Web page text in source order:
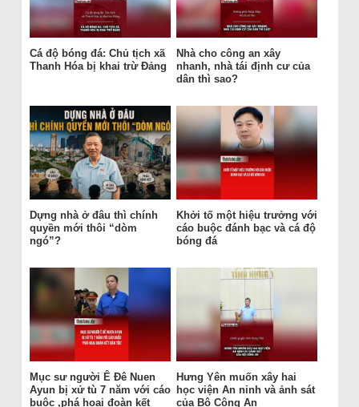
Cá độ bóng đá: Chủ tịch xã
Thanh Hóa bị khai trừ Đảng
Nhà cho công an xây
nhanh, nhà tái định cư của
dân thì sao?
Dựng nhà ở đâu thì chính
quyền mới thôi “dòm
ngó”?
Khởi tố một hiệu trưởng với
cáo buộc đánh bạc và cá độ
bóng đá
Mục sư người Ê Đê Nuen
Ayun bị xử tù 7 năm với cáo
buộc ‚phá hoại đoàn kết
Hưng Yên muốn xây hai
học viện An ninh và ảnh sát
của Bộ Công An